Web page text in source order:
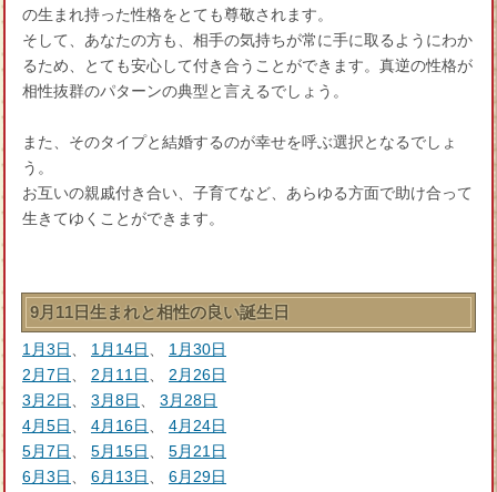
の生まれ持った性格をとても尊敬されます。
そして、あなたの方も、相手の気持ちが常に手に取るようにわか
るため、とても安心して付き合うことができます。真逆の性格が
相性抜群のパターンの典型と言えるでしょう。
また、そのタイプと結婚するのが幸せを呼ぶ選択となるでしょ
う。
お互いの親戚付き合い、子育てなど、あらゆる方面で助け合って
生きてゆくことができます。
9月11日生まれと相性の良い誕生日
1月3日、 1月14日、 1月30日
2月7日、 2月11日、 2月26日
3月2日、 3月8日、 3月28日
4月5日、 4月16日、 4月24日
5月7日、 5月15日、 5月21日
6月3日、 6月13日、 6月29日